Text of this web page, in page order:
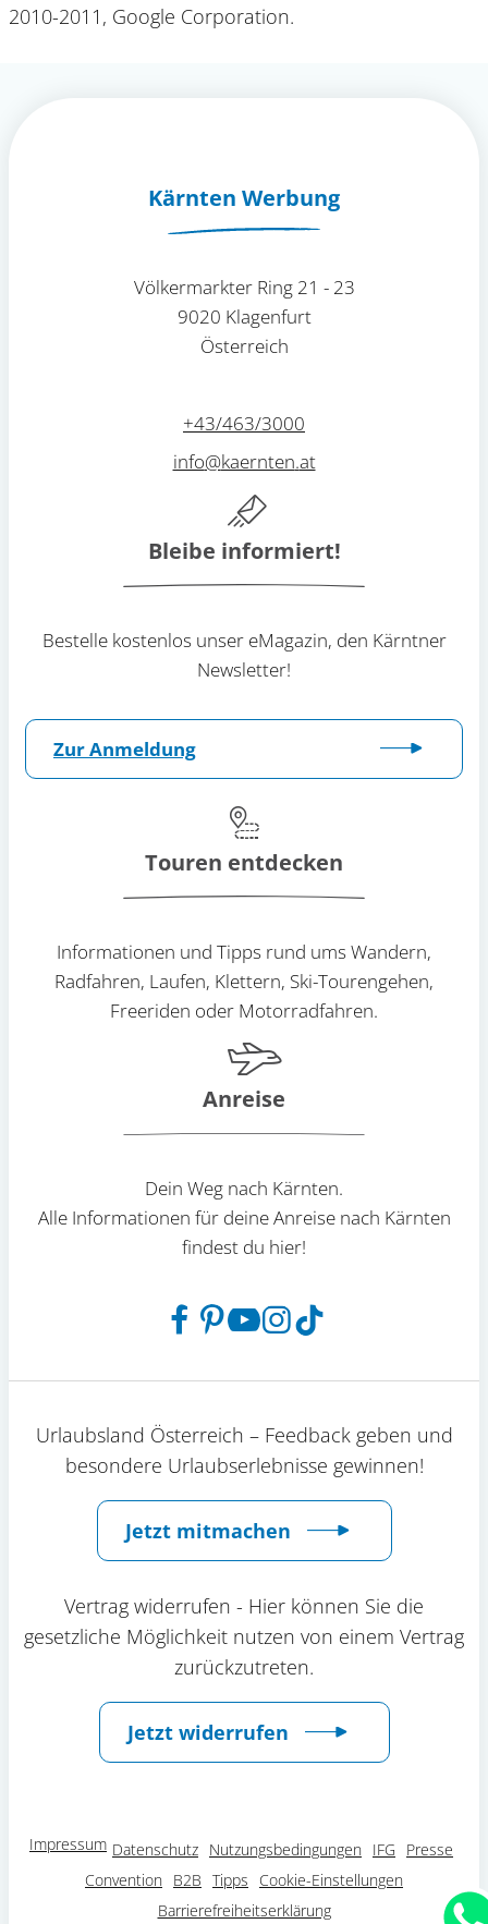
2010-2011, Google Corporation.
Kärnten Werbung
Völkermarkter Ring 21 - 23
9020 Klagenfurt
Österreich
+43/463/3000
info@kaernten.at
Bleibe informiert!
Bestelle kostenlos unser eMagazin, den Kärntner
Newsletter!
Zur Anmeldung
Touren entdecken
Informationen und Tipps rund ums Wandern,
Radfahren, Laufen, Klettern, Ski-Tourengehen,
Freeriden oder Motorradfahren.
Anreise
Dein Weg nach Kärnten.
Alle Informationen für deine Anreise nach Kärnten
findest du hier!
Urlaubsland Österreich – Feedback geben und
besondere Urlaubserlebnisse gewinnen!
Jetzt mitmachen
Vertrag widerrufen - Hier können Sie die
gesetzliche Möglichkeit nutzen von einem Vertrag
zurückzutreten.
Jetzt widerrufen
Impressum Datenschutz Nutzungsbedingungen IFG
Presse
Convention
B2B Tipps
Cookie-Einstellungen
Barrierefreiheitserklärung